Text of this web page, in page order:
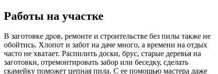
Работы на участке
В заготовке дров, ремонте и строительстве без пилы также не
обойтись. Хлопот и забот на даче много, а времени на отдых
часто не хватает. Распилить доски, брус, старые деревья на
заготовки, отремонтировать забор или беседку, сделать
скамейку поможет цепная пила. С ее помощью мастера даже